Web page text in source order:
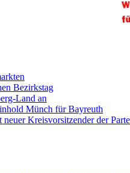
Bezirkstag
Land an
Münch für Bayreuth
Kreisvorsitzender der